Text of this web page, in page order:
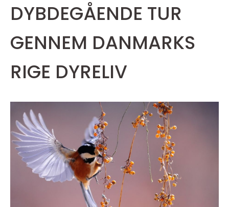
DYBDEGÅENDE TUR
GENNEM DANMARKS
RIGE DYRELIV